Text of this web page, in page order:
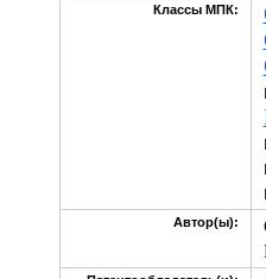
Классы МПК:
Автор(ы):